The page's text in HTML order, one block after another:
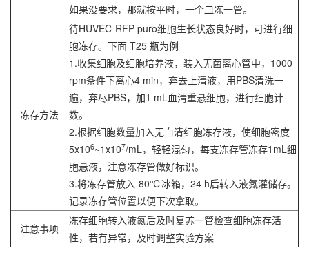
如果没要求，那就按平时，一个皿冻一管。
冻存方法
待HUVEC-RFP-puro细胞生长状态良好时，可进行细
胞冻存。下面 T25 瓶为例
1.收集细胞及细胞培养液，装入无菌离心管中，1000
rpm条件下离心4 min，弃去上清液，用PBS清洗一
遍，弃尽PBS，加1 mL血清重悬细胞，进行细胞计
数。
2.根据细胞数量加入无血清细胞冻存液，使细胞密度
5x106~1x107/mL，轻轻混匀，每支冻存管冻存1mL细
胞悬液，注意冻存管做好标识。
3.将冻存管放入-80℃冰箱，24 h后转入液氮灌储存。
记录冻存管位置以便下次拿取。
注意事项
冻存细胞转入液氮后及时复苏一管检查细胞冻存活
性，若有异常，及时调整实验方案